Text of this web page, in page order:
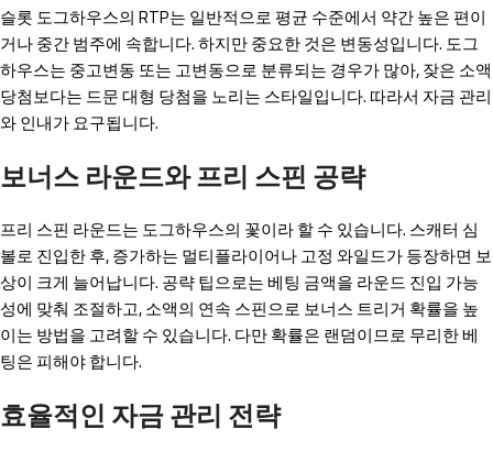
슬롯 도그하우스의 RTP는 일반적으로 평균 수준에서 약간 높은 편이
거나 중간 범주에 속합니다. 하지만 중요한 것은 변동성입니다. 도그
하우스는 중고변동 또는 고변동으로 분류되는 경우가 많아, 잦은 소액
당첨보다는 드문 대형 당첨을 노리는 스타일입니다. 따라서 자금 관리
와 인내가 요구됩니다.
보너스 라운드와 프리 스핀 공략
프리 스핀 라운드는 도그하우스의 꽃이라 할 수 있습니다. 스캐터 심
볼로 진입한 후, 증가하는 멀티플라이어나 고정 와일드가 등장하면 보
상이 크게 늘어납니다. 공략 팁으로는 베팅 금액을 라운드 진입 가능
성에 맞춰 조절하고, 소액의 연속 스핀으로 보너스 트리거 확률을 높
이는 방법을 고려할 수 있습니다. 다만 확률은 랜덤이므로 무리한 베
팅은 피해야 합니다.
효율적인 자금 관리 전략